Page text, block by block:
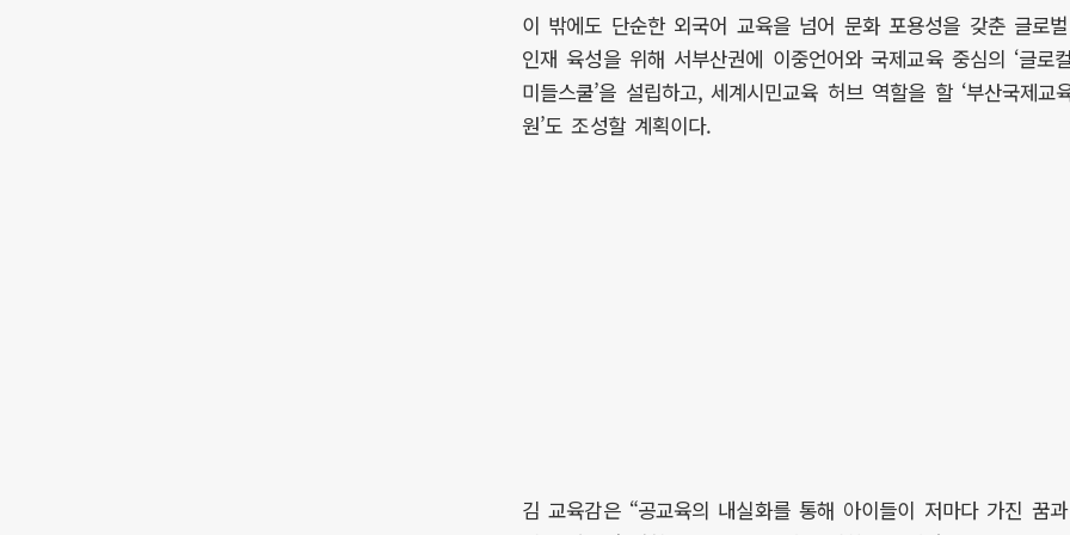
이 밖에도 단순한 외국어 교육을 넘어 문화 포용성을 갖춘 글로벌
인재 육성을 위해 서부산권에 이중언어와 국제교육 중심의 ‘글로
미들스쿨’을 설립하고, 세계시민교육 허브 역할을 할 ‘부산국제교
원’도 조성할 계획이다.
김 교육감은 “공교육의 내실화를 통해 아이들이 저마다 가진 꿈과